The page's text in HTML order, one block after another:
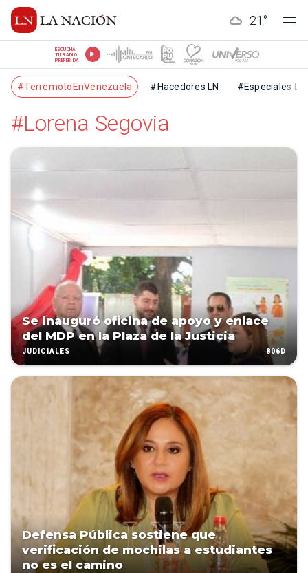
21 °
ESCUCHÁ
TU RADIO
PREFERIDA
#TerremotoEnVenezuela #Hacedores LN #Especiales LN
#Lorena Segovia
Se inauguró oficina de apoyo y enlace
del MDP en la Plaza de la Justicia
JUDICIALES 806D
Defensa Pública sostiene que
verificación de mochilas a estudiantes
no es el camino